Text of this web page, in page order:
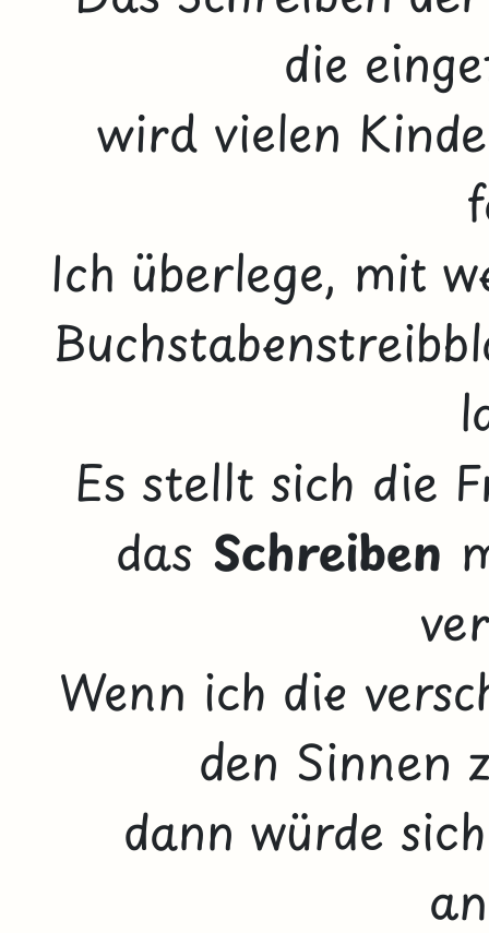
die
wird vielen
Ich überlege, mit
Es stellt sich die
das Schreiben
Wenn ich die
den Sinnen
dann würde